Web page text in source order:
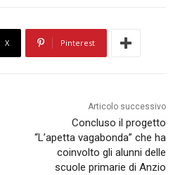
X Pinterest
Articolo successivo
Concluso il progetto
“L’apetta vagabonda” che ha
coinvolto gli alunni delle
scuole primarie di Anzio